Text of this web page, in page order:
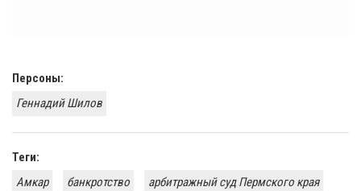
Персоны:
Геннадий Шилов
Теги:
Амкар
банкротство арбитражный суд Пермского края